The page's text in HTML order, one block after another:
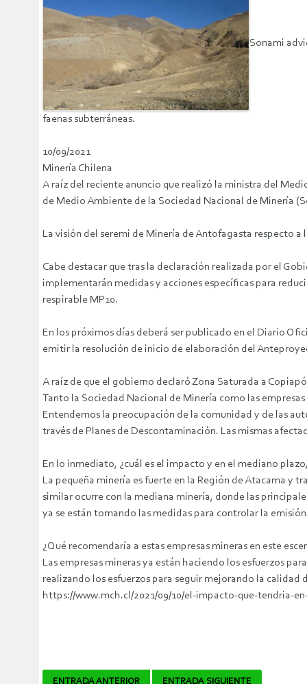
Sonami
faenas subterráneas.
10/09/2021
Minería Chilena
A raíz del reciente anuncio que realizó la ministra del
de Medio Ambiente de la Sociedad Nacional de Minería
La visión del seremi de Minería de Antofagasta respecto a
Cabe destacar que tras la declaración realizada por el
implementarán medidas y acciones específicas para
respirable MP10.
En los próximos días deberá ser publicado en el Diario
emitir la resolución de inicio de elaboración del
A raíz de que el gobierno declaró Zona Saturada a
Tanto la Sociedad Nacional de Minería como las
Entendemos la preocupación de la comunidad y de las
través de Planes de Descontaminación. Las mismas
En lo inmediato, ¿cuál es el impacto y en el mediano
La pequeña minería es fuerte en la Región de Atacama y
similar ocurre con la mediana minería, donde las
ya se están tomando las medidas para controlar la
¿Qué recomendaría a estas empresas mineras en este
Las empresas mineras ya están haciendo los esfuerzos
realizando los esfuerzos para seguir mejorando la
https://www.mch.cl/2021/09/10/el-impacto-que-tendria-
ENTRADA ANTERIOR ENTRADA SIGUIENTE